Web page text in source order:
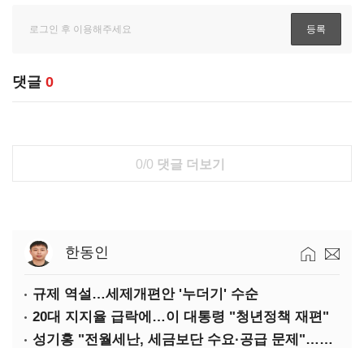
댓글 0
0/0 댓글 더보기
한동인
규제 역설…세제개편안 '누더기' 수순
20대 지지율 급락에…이 대통령 "청년정책 재편"
성기홍 "전월세난, 세금보단 수요·공급 문제"…닥공 시사